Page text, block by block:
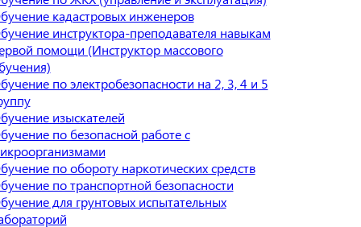
кадастровых инженеров
инструктора-преподавателя навыкам
помощи (Инструктор массового
по электробезопасности на 2, 3, 4 и 5
изыскателей
по безопасной работе с
по обороту наркотических средств
по транспортной безопасности
для грунтовых испытательных